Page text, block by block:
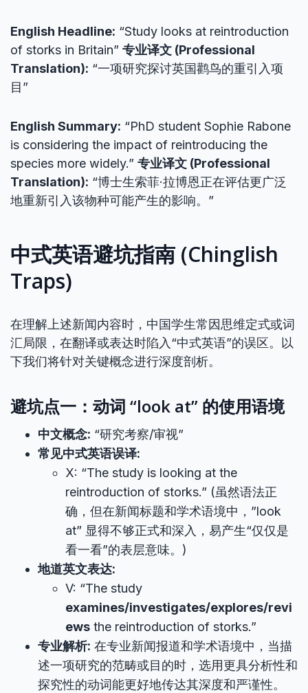
English Headline: “Study looks at reintroduction
of storks in Britain” 专业译文 (Professional
Translation): “一项研究探讨英国鹳鸟的重引入项
目”
English Summary: “PhD student Sophie Rabone
is considering the impact of reintroducing the
species more widely.” 专业译文 (Professional
Translation): “博士生索菲·拉博恩正在评估更广泛
地重新引入该物种可能产生的影响。”
中式英语避坑指南 (Chinglish
Traps)
在理解上述新闻内容时，中国学生常因思维定式或词
汇局限，在翻译或表达时陷入“中式英语”的误区。以
下我们将针对关键概念进行深度剖析。
避坑点一：动词 “look at” 的使用语境
中文概念: “研究考察/审视”
常见中式英语误译:
X: “The study is looking at the
reintroduction of storks.” (虽然语法正
确，但在新闻标题和学术语境中，”look
at” 显得不够正式和深入，易产生“仅仅是
看一看”的表层意味。)
地道英文表达:
V: “The study
examines/investigates/explores/revi
ews the reintroduction of storks.”
专业解析: 在专业新闻报道和学术语境中，当描
述一项研究的范畴或目的时，选用更具分析性和
探究性的动词能更好地传达其深度和严谨性。